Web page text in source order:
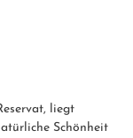
liegt
Schönheit